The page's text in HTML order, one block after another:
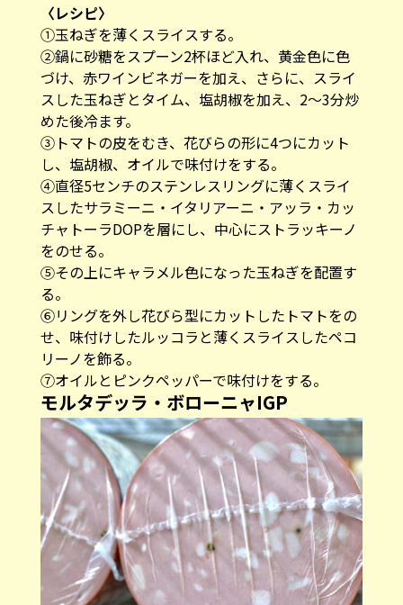
〈レシピ〉
①玉ねぎを薄くスライスする。
②鍋に砂糖をスプーン2杯ほど入れ、黄金色に色
づけ、赤ワインビネガーを加え、さらに、スライ
スした玉ねぎとタイム、塩胡椒を加え、2〜3分炒
めた後冷ます。
③トマトの皮をむき、花びらの形に4つにカット
し、塩胡椒、オイルで味付けをする。
④直径5センチのステンレスリングに薄くスライ
スしたサラミーニ・イタリアーニ・アッラ・カッ
チャトーラDOPを層にし、中心にストラッキーノ
をのせる。
⑤その上にキャラメル色になった玉ねぎを配置す
る。
⑥リングを外し花びら型にカットしたトマトをの
せ、味付けしたルッコラと薄くスライスしたペコ
リーノを飾る。
⑦オイルとピンクペッパーで味付けをする。
モルタデッラ・ボローニャIGP